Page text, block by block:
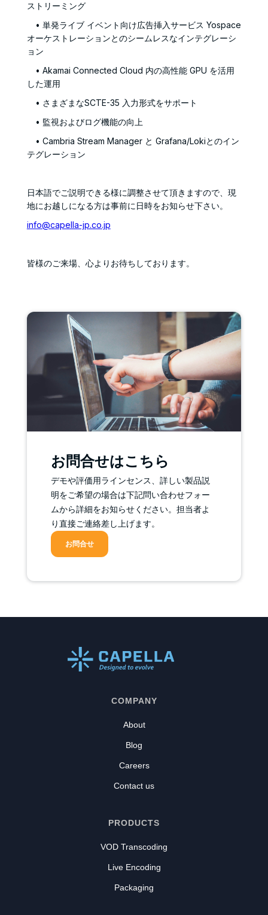
ストリーミング
• 単発ライブ イベント向け広告挿入サービス Yospace
オーケストレーションとのシームレスなインテグレーシ
ョン
• Akamai Connected Cloud 内の高性能 GPU を活用
した運用
• さまざまなSCTE-35 入力形式をサポート
• 監視およびログ機能の向上
• Cambria Stream Manager と Grafana/Lokiとのイン
テグレーション
日本語でご説明できる様に調整させて頂きますので、現
地にお越しになる方は事前に日時をお知らせ下さい。
info@capella-jp.co.jp
皆様のご来場、心よりお待ちしております。
お問合せはこちら
デモや評価用ラインセンス、詳しい製品説
明をご希望の場合は下記問い合わせフォー
ムから詳細をお知らせください。担当者よ
り直接ご連絡差し上げます。
お問合せ
COMPANY
About
Blog
Careers
Contact us
PRODUCTS
VOD Transcoding
Live Encoding
Packaging